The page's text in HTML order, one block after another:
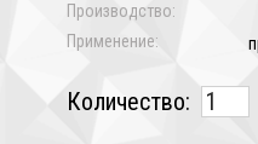
Производство:
Применение:
Количество: